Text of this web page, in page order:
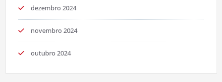
dezembro 2024
novembro 2024
outubro 2024